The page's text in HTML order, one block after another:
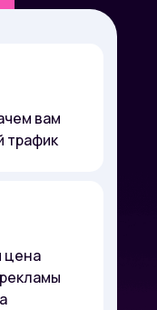
вам
трафик
цена